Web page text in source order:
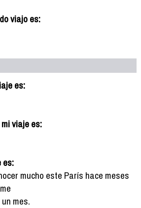
viajo es:
es:
viaje es:
es:
mucho este París hace meses
mes.